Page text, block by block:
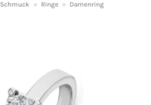
Schmuck » Ringe » Damenring